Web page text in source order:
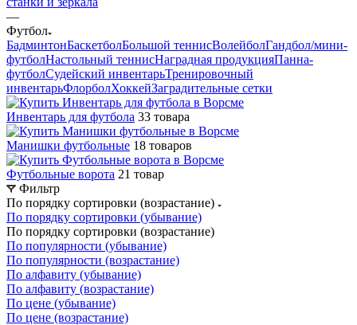
—
Футбол
БадминтонБаскетболБольшой теннисВолейболГандбол/мини-
футболНастольный теннисНаградная продукцияПанна-
футболСудейский инвентарьТренировочный
инвентарьФлорболХоккейЗаградительные сетки
Инвентарь для футбола 33 товара
Манишки футбольные 18 товаров
Футбольные ворота 21 товар
Фильтр
По порядку сортировки (возрастание)
По порядку сортировки (убывание)
По порядку сортировки (возрастание)
По популярности (убывание)
По популярности (возрастание)
По алфавиту (убывание)
По алфавиту (возрастание)
По цене (убывание)
По цене (возрастание)